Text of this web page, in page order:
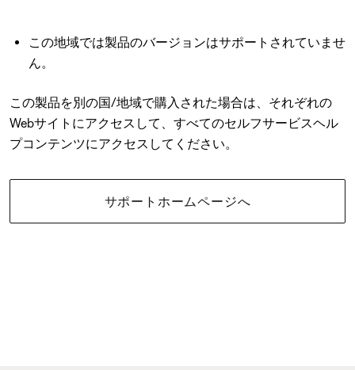
この地域では製品のバージョンはサポートされていませ
ん。
この製品を別の国/地域で購入された場合は、それぞれの
Webサイトにアクセスして、すべてのセルフサービスヘル
プコンテンツにアクセスしてください。
サポートホームページへ